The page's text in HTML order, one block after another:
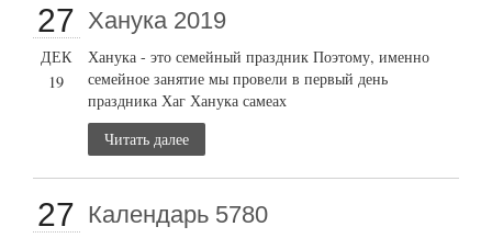
27
ДЕК
19
Ханука 2019
Ханука - это семейный праздник Поэтому, именно
семейное занятие мы провели в первый день
праздника Хаг Ханука самеах
Читать далее
27 Календарь 5780